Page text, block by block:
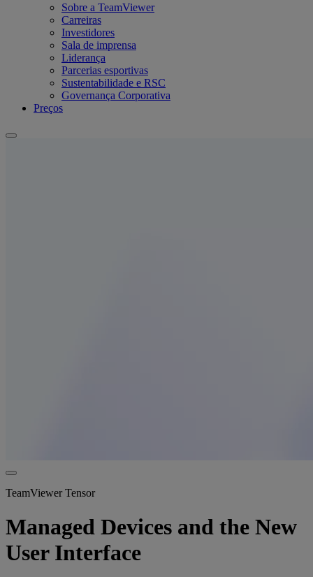
Sobre a TeamViewer
Carreiras
Investidores
Sala de imprensa
Liderança
Parcerias esportivas
Sustentabilidade e RSC
Governança Corporativa
Preços
TeamViewer Tensor
Managed Devices and the New
User Interface